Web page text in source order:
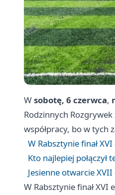
Wsobotę, 6 czerwca,
Rodzinnych
współpracy, bo w tych
W Rabsztynie finał
Kto najlepiej
Jesienne otwarcie
W Rabsztynie finał XVI